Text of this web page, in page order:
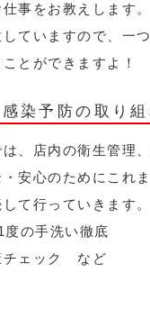
事をお教えします
ていますので、一
とができますよ！
感染予防の取り組
、店内の衛生管理
安心のためにこれ
て行っていきます。
度の手洗い徹底
チェック など